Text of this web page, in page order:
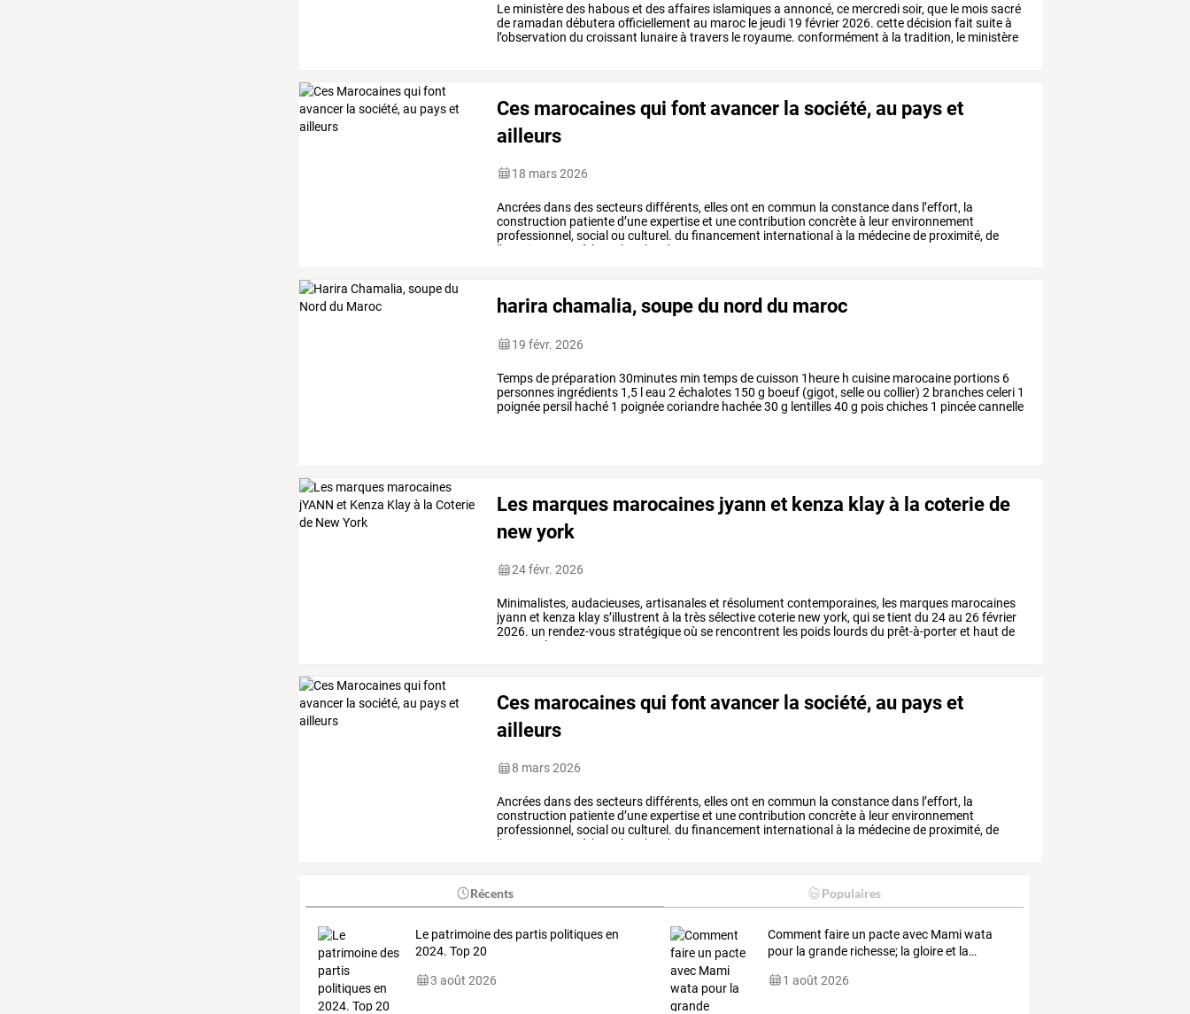
Le ministèredes habouset desaffaires islamiquesa annoncé, ce mercredisoir, que le moissacré
de ramadan débutera officiellement au maroc le jeudi 19 février2026. cettedécision fait suiteà
l’observation du croissant lunaireà travers le royaume. conformément à la tradition, le ministère
Ces marocaines qui font avancer la société, au pays et
ailleurs
18 mars 2026
Ancréesdansdessecteursdifférents, ellesont en commun la constancedans l’effort, la
construction patiented’uneexpertiseet unecontribution concrèteà leurenvironnement
professionnel, social ou culturel. du financement international à la médecinede proximité, de
l’enseignement
à la recherche, de
harira chamalia, soupe du nord du maroc
19 févr. 2026
Tempsde préparation 30minutes min tempsdecuisson 1heure h cuisine marocaine portions 6
personnes ingrédients 1,5 leau 2 échalotes 150 g boeuf (gigot, selleou collier) 2 branchesceleri 1
poignée persil haché 1 poignéecoriandre hachée30 g lentilles40 g poischiches 1 pincéecannelle
Les marques marocaines jyann et kenza klay à la coterie de
new york
24 févr. 2026
Minimalistes,audacieuses,artisanaleset résolument contemporaines, les marques marocaines
jyann et kenza klays’illustrent à la trèssélectivecoterie new york,quisetient du 24au 26février
2026. un rendez-vousstratégiqueoù se rencontrent les poids lourdsdu prêt-à-porteret haut de
les
Ces marocaines qui font avancer la société, au pays et
ailleurs
8 mars 2026
Ancréesdansdessecteursdifférents,ellesont en commun la constancedans l’effort, la
construction patiented’uneexpertiseet unecontribution concrèteà leurenvironnement
professionnel,social ou culturel. du financement international à la médecinede proximité,de
l’enseignement
à la recherche, de
Récents Populaires
Le patrimoine des partis politiques en
2024. Top 20
3 août 2026
Comment faire un pacteavec Mamiwata
pour la grande richesse; la gloireet la…
1 août 2026